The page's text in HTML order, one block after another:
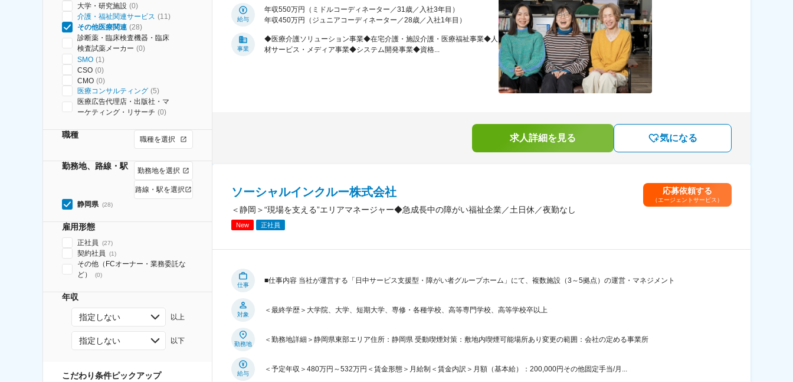
大学・研究施設 (0)
介護・福祉関連サービス (11)
その他医療関連 (28)
診断薬・臨床検査機器・臨床
検査試薬メーカー (0)
SMO (1)
CSO (0)
CMO (0)
医療コンサルティング (5)
医療広告代理店・出版社・マ
ーケティング・リサーチ (0)
職種 職種を選択
勤務地、路線・駅 勤務地を選択
路線・駅を選択
静岡県 (28)
雇用形態
正社員 (27)
契約社員 (1)
その他（FCオーナー・業務委託な
ど）
(0)
年収
指定しない 以上
指定しない 以下
こだわり条件ピックアップ
給与
年収550万円（ミドルコーディネーター／31歳／入社3年目）
年収450万円（ジュニアコーディネーター／28歳／入社1年目）
事業
◆医療介護ソリューション事業◆在宅介護・施設介護・医療福祉事業◆人
材サービス・メディア事業◆システム開発事業◆資格...
求人詳細を見る 気になる
ソーシャルインクルー株式会社
＜静岡＞“現場を支える”エリアマネージャー◆急成長中の障がい福祉企業／土日休／夜勤なし
New 正社員
応募依頼する
（エージェントサービス）
仕事
■仕事内容 当社が運営する「日中サービス支援型・障がい者グループホーム」にて、複数施設（3～5拠点）の運営・マネジメント
対象
＜最終学歴＞大学院、大学、短期大学、専修・各種学校、高等専門学校、高等学校卒以上
勤務地
＜勤務地詳細＞静岡県東部エリア住所：静岡県 受動喫煙対策：敷地内喫煙可能場所あり変更の範囲：会社の定める事業所
給与
＜予定年収＞480万円～532万円＜賃金形態＞月給制＜賃金内訳＞月額（基本給）：200,000円その他固定手当/月...